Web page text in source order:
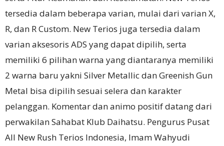
tersedia dalam beberapa varian, mulai dari varian X,
R, dan R Custom. New Terios juga tersedia dalam
varian aksesoris ADS yang dapat dipilih, serta
memiliki 6 pilihan warna yang diantaranya memiliki
2 warna baru yakni Silver Metallic dan Greenish Gun
Metal bisa dipilih sesuai selera dan karakter
pelanggan. Komentar dan animo positif datang dari
perwakilan Sahabat Klub Daihatsu. Pengurus Pusat
All New Rush Terios Indonesia, Imam Wahyudi